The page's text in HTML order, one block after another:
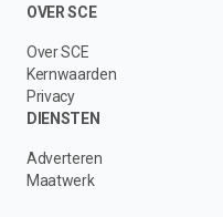
OVER SCE
Over SCE
Kernwaarden
Privacy
DIENSTEN
Adverteren
Maatwerk